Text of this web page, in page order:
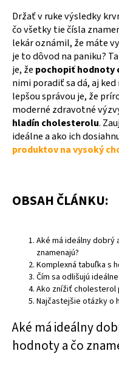
Držať v ruke výsledky
čo všetky tie čísla
lekár oznámil, že máte
je to dôvod na paniku?
je, že pochopiť hodnoty
nimi poradiť sa dá, aj
lepšou správou je, že
moderné zdravotné
hladín cholesterolu.
ideálne a ako ich
produktov na vysoký
OBSAH ČLÁNKU:
Aké má ideálny dobrý
znamenajú?
Komplexná tabuľka s
Čím sa odlišujú
Ako znížiť cholesterol
Najčastejšie otázky o
Aké má ideálny
hodnoty a čo